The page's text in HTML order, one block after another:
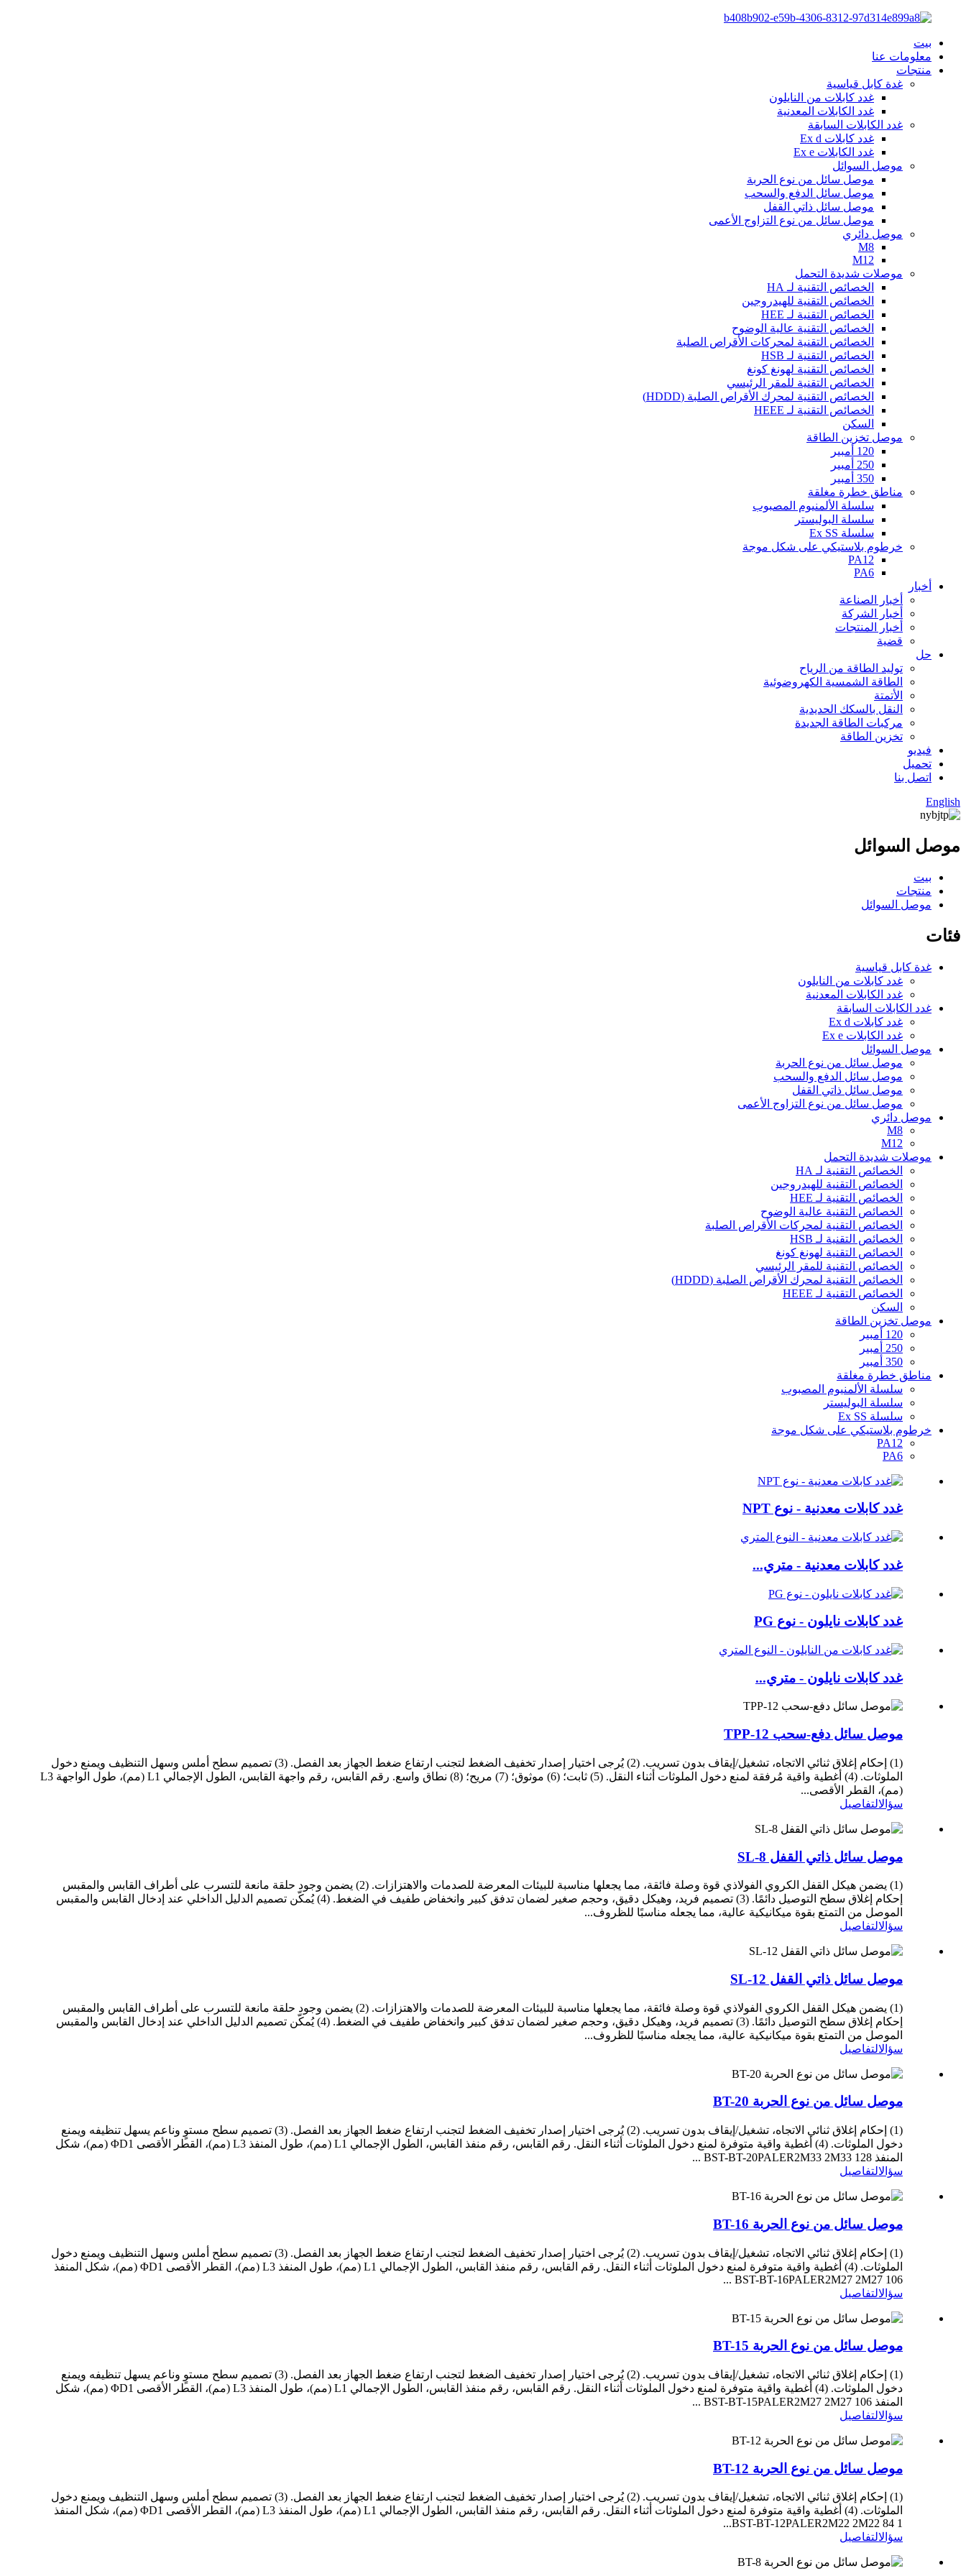
بيت
معلومات عنا
منتجات
غدة كابل قياسية
غدد كابلات من النايلون
غدد الكابلات المعدنية
غدد الكابلات السابقة
غدد كابلات Ex d
غدد الكابلات Ex e
موصل السوائل
موصل سائل من نوع الحربة
موصل سائل الدفع والسحب
موصل سائل ذاتي القفل
موصل سائل من نوع التزاوج الأعمى
موصل دائري
M8
M12
موصلات شديدة التحمل
الخصائص التقنية لـ HA
الخصائص التقنية للهيدروجين
الخصائص التقنية لـ HEE
الخصائص التقنية عالية الوضوح
الخصائص التقنية لمحركات الأقراص الصلبة
الخصائص التقنية لـ HSB
الخصائص التقنية لهونغ كونغ
الخصائص التقنية للمقر الرئيسي
الخصائص التقنية لمحرك الأقراص الصلبة (HDDD)
الخصائص التقنية لـ HEEE
السكن
موصل تخزين الطاقة
120 أمبير
250 أمبير
350 أمبير
مناطق خطرة مغلقة
سلسلة الألمنيوم المصبوب
سلسلة البوليستر
سلسلة Ex SS
خرطوم بلاستيكي على شكل موجة
PA12
PA6
أخبار
أخبار الصناعة
أخبار الشركة
أخبار المنتجات
قضية
حل
توليد الطاقة من الرياح
الطاقة الشمسية الكهروضوئية
الأتمتة
النقل بالسكك الحديدية
مركبات الطاقة الجديدة
تخزين الطاقة
فيديو
تحميل
اتصل بنا
English
موصل السوائل
بيت
منتجات
موصل السوائل
فئات
غدة كابل قياسية
غدد كابلات من النايلون
غدد الكابلات المعدنية
غدد الكابلات السابقة
غدد كابلات Ex d
غدد الكابلات Ex e
موصل السوائل
موصل سائل من نوع الحربة
موصل سائل الدفع والسحب
موصل سائل ذاتي القفل
موصل سائل من نوع التزاوج الأعمى
موصل دائري
M8
M12
موصلات شديدة التحمل
الخصائص التقنية لـ HA
الخصائص التقنية للهيدروجين
الخصائص التقنية لـ HEE
الخصائص التقنية عالية الوضوح
الخصائص التقنية لمحركات الأقراص الصلبة
الخصائص التقنية لـ HSB
الخصائص التقنية لهونغ كونغ
الخصائص التقنية للمقر الرئيسي
الخصائص التقنية لمحرك الأقراص الصلبة (HDDD)
الخصائص التقنية لـ HEEE
السكن
موصل تخزين الطاقة
120 أمبير
250 أمبير
350 أمبير
مناطق خطرة مغلقة
سلسلة الألمنيوم المصبوب
سلسلة البوليستر
سلسلة Ex SS
خرطوم بلاستيكي على شكل موجة
PA12
PA6
غدد كابلات معدنية - نوع NPT
غدد كابلات معدنية - متري...
غدد كابلات نايلون - نوع PG
غدد كابلات نايلون - متري...
موصل سائل دفع-سحب TPP-12
(1) إحكام إغلاق ثنائي الاتجاه، تشغيل/إيقاف بدون تسريب. (2) يُرجى اختيار إصدار تخفيف الضغط لتجنب ارتفاع ضغط الجهاز بعد الفصل. (3) تصميم سطح أملس وسهل التنظيف ويمنع دخول
الملوثات. (4) أغطية واقية مُرفقة لمنع دخول الملوثات أثناء النقل. (5) ثابت؛ (6) موثوق؛ (7) مريح؛ (8) نطاق واسع. رقم القابس، رقم واجهة القابس، الطول الإجمالي L1 (مم)، طول الواجهة L3
(مم)، القطر الأقصى...
سؤالالتفاصيل
موصل سائل ذاتي القفل SL-8
(1) يضمن هيكل القفل الكروي الفولاذي قوة وصلة فائقة، مما يجعلها مناسبة للبيئات المعرضة للصدمات والاهتزازات. (2) يضمن وجود حلقة مانعة للتسرب على أطراف القابس والمقبس
إحكام إغلاق سطح التوصيل دائمًا. (3) تصميم فريد، وهيكل دقيق، وحجم صغير لضمان تدفق كبير وانخفاض طفيف في الضغط. (4) يُمكّن تصميم الدليل الداخلي عند إدخال القابس والمقبس
الموصل من التمتع بقوة ميكانيكية عالية، مما يجعله مناسبًا للظروف...
سؤالالتفاصيل
موصل سائل ذاتي القفل SL-12
(1) يضمن هيكل القفل الكروي الفولاذي قوة وصلة فائقة، مما يجعلها مناسبة للبيئات المعرضة للصدمات والاهتزازات. (2) يضمن وجود حلقة مانعة للتسرب على أطراف القابس والمقبس
إحكام إغلاق سطح التوصيل دائمًا. (3) تصميم فريد، وهيكل دقيق، وحجم صغير لضمان تدفق كبير وانخفاض طفيف في الضغط. (4) يُمكّن تصميم الدليل الداخلي عند إدخال القابس والمقبس
الموصل من التمتع بقوة ميكانيكية عالية، مما يجعله مناسبًا للظروف...
سؤالالتفاصيل
موصل سائل من نوع الحربة BT-20
(1) إحكام إغلاق ثنائي الاتجاه، تشغيل/إيقاف بدون تسريب. (2) يُرجى اختيار إصدار تخفيف الضغط لتجنب ارتفاع ضغط الجهاز بعد الفصل. (3) تصميم سطح مستوٍ وناعم يسهل تنظيفه ويمنع
دخول الملوثات. (4) أغطية واقية متوفرة لمنع دخول الملوثات أثناء النقل. رقم القابس، رقم منفذ القابس، الطول الإجمالي L1 (مم)، طول المنفذ L3 (مم)، القطر الأقصى ΦD1 (مم)، شكل
المنفذ BST-BT-20PALER2M33 2M33 128 ...
سؤالالتفاصيل
موصل سائل من نوع الحربة BT-16
(1) إحكام إغلاق ثنائي الاتجاه، تشغيل/إيقاف بدون تسريب. (2) يُرجى اختيار إصدار تخفيف الضغط لتجنب ارتفاع ضغط الجهاز بعد الفصل. (3) تصميم سطح أملس وسهل التنظيف ويمنع دخول
الملوثات. (4) أغطية واقية متوفرة لمنع دخول الملوثات أثناء النقل. رقم القابس، رقم منفذ القابس، الطول الإجمالي L1 (مم)، طول المنفذ L3 (مم)، القطر الأقصى ΦD1 (مم)، شكل المنفذ
BST-BT-16PALER2M27 2M27 106 ...
سؤالالتفاصيل
موصل سائل من نوع الحربة BT-15
(1) إحكام إغلاق ثنائي الاتجاه، تشغيل/إيقاف بدون تسريب. (2) يُرجى اختيار إصدار تخفيف الضغط لتجنب ارتفاع ضغط الجهاز بعد الفصل. (3) تصميم سطح مستوٍ وناعم يسهل تنظيفه ويمنع
دخول الملوثات. (4) أغطية واقية متوفرة لمنع دخول الملوثات أثناء النقل. رقم القابس، رقم منفذ القابس، الطول الإجمالي L1 (مم)، طول المنفذ L3 (مم)، القطر الأقصى ΦD1 (مم)، شكل
المنفذ BST-BT-15PALER2M27 2M27 106 ...
سؤالالتفاصيل
موصل سائل من نوع الحربة BT-12
(1) إحكام إغلاق ثنائي الاتجاه، تشغيل/إيقاف بدون تسريب. (2) يُرجى اختيار إصدار تخفيف الضغط لتجنب ارتفاع ضغط الجهاز بعد الفصل. (3) تصميم سطح أملس وسهل التنظيف ويمنع دخول
الملوثات. (4) أغطية واقية متوفرة لمنع دخول الملوثات أثناء النقل. رقم القابس، رقم منفذ القابس، الطول الإجمالي L1 (مم)، طول المنفذ L3 (مم)، القطر الأقصى ΦD1 (مم)، شكل المنفذ
BST-BT-12PALER2M22 2M22 84 1...
سؤالالتفاصيل